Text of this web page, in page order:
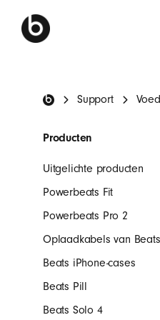
Beats-
Support
Producten
Uitgelichte producten
Powerbeats Fit
Powerbeats Pro 2
Oplaadkabels van Beats
Beats iPhone-cases
Beats Pill
Beats Solo 4